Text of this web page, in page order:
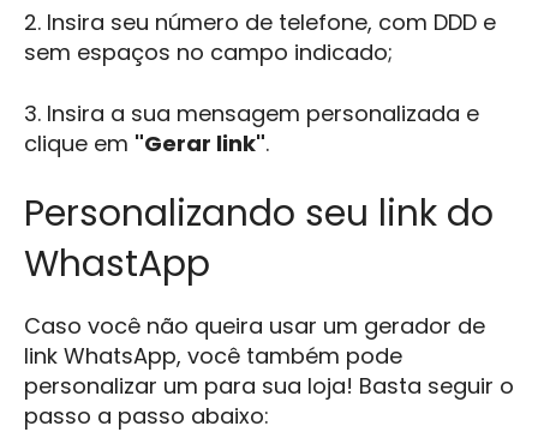
2. Insira seu número de telefone, com DDD e
sem espaços no campo indicado;
3. Insira a sua mensagem personalizada e
clique em "Gerar link".
Personalizando seu link do
WhastApp
Caso você não queira usar um gerador de
link WhatsApp, você também pode
personalizar um para sua loja! Basta seguir o
passo a passo abaixo: